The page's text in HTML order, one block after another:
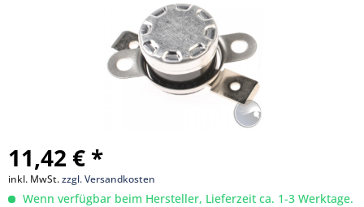
11,42 € *
inkl. MwSt.zzgl. Versandkosten
Wenn verfügbar beim Hersteller, Lieferzeit ca. 1-3 Werktage.